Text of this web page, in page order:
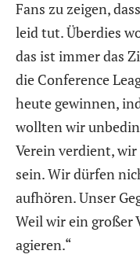
Fans zu zeigen,
leid tut. Überdies
das ist immer das
die Conference
heute gewinnen,
wollten wir
Verein verdient,
sein. Wir dürfen
aufhören. Unser
Weil wir ein großer
agieren.“